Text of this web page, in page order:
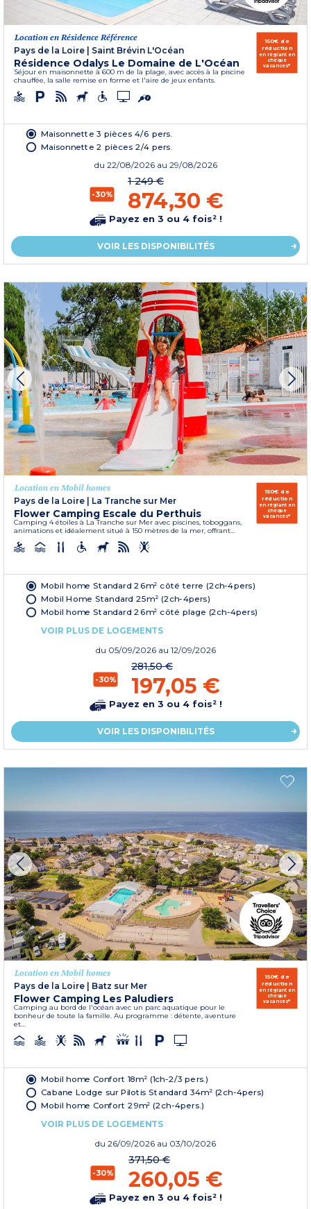
Location en Résidence Référence
Pays de la Loire
Saint Brévin L'Océan
Résidence Odalys Le Domaine de L'Océan
Séjour en maisonnette à 600 m de la plage, avec accès à la piscine
chauffée, la salle remise en forme et l'aire de jeux enfants.
150€ de
réduction
en réglant en
chèque
vacances*
Maisonnette 3 pièces 4/6 pers.
Maisonnette 2 pièces 2/4 pers.
du 22/08/2026 au 29/08/2026
-30%
1 249 €
874,30 €
Payez en 3 ou 4 fois² !
VOIR LES DISPONIBILITÉS
Location en Mobil homes
Pays de la Loire
La Tranche sur Mer
Flower Camping Escale du Perthuis
Camping 4 étoiles à La Tranche sur Mer avec piscines, toboggans,
animations et idéalement situé à 150 mètres de la mer, offrant...
150€ de
réduction
en réglant en
chèque
vacances*
Mobil home Standard 26m² côté terre (2ch-4pers)
Mobil Home Standard 25m² (2ch-4pers)
Mobil home Standard 26m² côté plage (2ch-4pers)
VOIR PLUS DE LOGEMENTS
du 05/09/2026 au 12/09/2026
-30%
281,50 €
197,05 €
Payez en 3 ou 4 fois² !
VOIR LES DISPONIBILITÉS
Location en Mobil homes
Pays de la Loire
Batz sur Mer
Flower Camping Les Paludiers
Camping au bord de l'océan avec un parc aquatique pour le
bonheur de toute la famille. Au programme : détente, aventure
et...
150€ de
réduction
en réglant en
chèque
vacances*
Mobil home Confort 18m² (1ch-2/3 pers.)
Cabane Lodge sur Pilotis Standard 34m² (2ch-4pers)
Mobil home Confort 29m² (2ch-4pers.)
VOIR PLUS DE LOGEMENTS
du 26/09/2026 au 03/10/2026
-30%
371,50 €
260,05 €
Payez en 3 ou 4 fois² !